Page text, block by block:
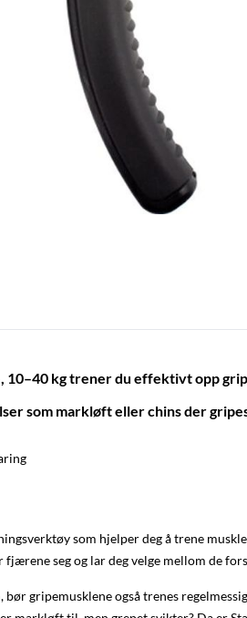
, 10–40 kg trener du effektivt opp
som markløft eller chins der
som hjelper deg å trene
seg og lar deg velge mellom de
gripemusklene også trenes